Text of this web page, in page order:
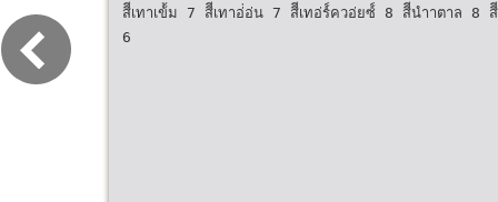
สีีเทาเข้้ม 7 สีีเทาอ่่อ่น 7 สีีเทอ่ร์์ควอ่ยซ์์ 8 สีีนําาตาล 8
6